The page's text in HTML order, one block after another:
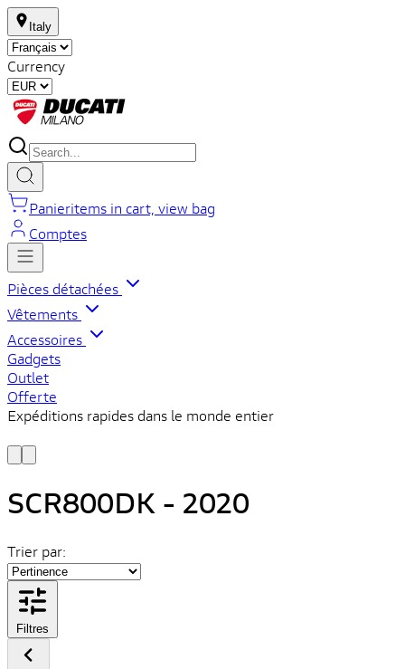
Italy
Currency
Panieritems in cart, view bag
Comptes
Pièces détachées
Vêtements
Accessoires
Gadgets
Outlet
Offerte
Expéditions rapides dans le monde entier
SCR800DK - 2020
Trier par:
Filtres